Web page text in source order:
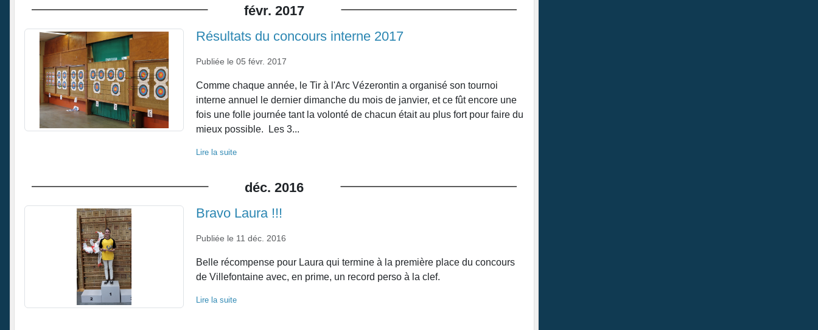
févr. 2017
Résultats du concours interne 2017
Publiée le 05 févr. 2017
Comme chaque année, le Tir à l'Arc Vézerontin a organisé son tournoi
interne annuel le dernier dimanche du mois de janvier, et ce fût encore une
fois une folle journée tant la volonté de chacun était au plus fort pour faire du
mieux possible. Les 3...
Lire la suite
déc. 2016
Bravo Laura !!!
Publiée le 11 déc. 2016
Belle récompense pour Laura qui termine à la première place du concours
de Villefontaine avec, en prime, un record perso à la clef.
Lire la suite